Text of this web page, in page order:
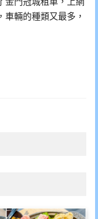
輛的種類又最多，